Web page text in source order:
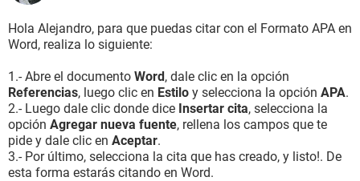
Hola Alejandro, para que puedas citar con el Formato APA en
Word, realiza lo siguiente:
1.- Abre el documento Word, dale clic en la opción
Referencias, luego clic en Estilo y selecciona la opción APA.
2.- Luego dale clic donde dice Insertar cita, selecciona la
opción Agregar nueva fuente, rellena los campos que te
pide y dale clic en Aceptar.
3.- Por último, selecciona la cita que has creado, y listo!. De
esta forma estarás citando en Word.